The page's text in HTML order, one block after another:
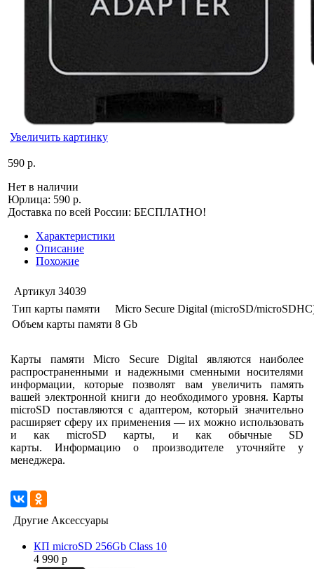
Увеличить картинку
590 р.
Нет в наличии
Юрлица: 590 р.
Доставка по всей России: БЕСПЛАТНО!
Характеристики
Описание
Похожие
Артикул 34039
Тип карты памяти
Micro Secure Digital (microSD/
Объем карты памяти 8 Gb
Карты памяти Micro Secure Digital являются наиболее
распространенными и надежными сменными носителями
информации, которые позволят вам увеличить память
вашей электронной книги до необходимого уровня. Карты
microSD поставляются с адаптером, который значительно
расширяет сферу их применения — их можно использовать
и как microSD карты, и как обычные SD
карты. Информацию о производителе уточняйте у
менеджера.
Другие Аксессуары
КП microSD 256Gb Class 10
4 990 р